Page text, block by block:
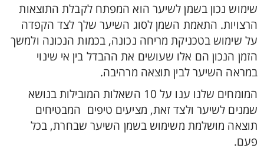
שימוש נכון בשמן לשיער הוא המפתח לקבלת התוצאות
הרצויות. התאמת השמן לסוג השיער שלך לצד הקפדה
על שימוש בטכניקת מריחה נכונה, בכמות הנכונה ולמשך
הזמן הנכון הם אלו שעושים את ההבדל בין אי שינוי
במראה השיער לבין תוצאה מרהיבה.
המומחים שלנו ענו על 10 השאלות המובילות בנושא
שמנים לשיער ולצד זאת, מציעים טיפים המבטיחים
תוצאה מושלמת משימוש בשמן השיער שבחרת, בכל
פעם.